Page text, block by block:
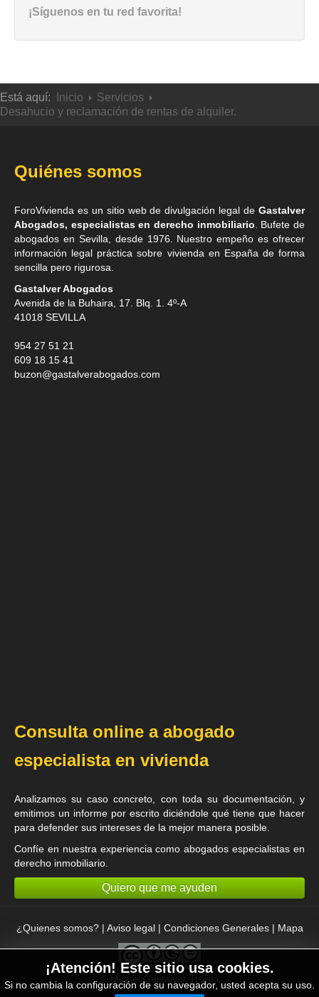
¡Atención! Este sitio usa cookies.
Si no cambia la configuración de su navegador, usted acepta su uso.
¡Síguenos en tu red favorita!
Está aquí: Inicio
Servicios
Desahucio y reclamación de rentas de alquiler.
Quiénes somos
ForoVivienda es un sitio web de divulgación legal de Gastalver
Abogados, especialistas en derecho inmobiliario . Bufete de
abogados en Sevilla , desde 1976. Nuestro empeño es ofrecer
información legal práctica sobre vivienda en España de forma
sencilla pero rigurosa.
Gastalver Abogados
Avenida de la Buhaira, 17. Blq. 1. 4º-A
41018 SEVILLA
954 27 51 21
609 18 15 41
buzon@gastalverabogados.com
Consulta online a abogado
especialista en vivienda
Analizamos su caso concreto, con toda su documentación, y
emitimos un informe por escrito diciéndole qué tiene que hacer
para defender sus intereses de la mejor manera posible.
Confíe en nuestra experiencia comoabogados especialistas en
derecho inmobiliario
Quiero que me ayuden
¿Quienes somos?| Aviso legal| Condiciones Generales| Mapa